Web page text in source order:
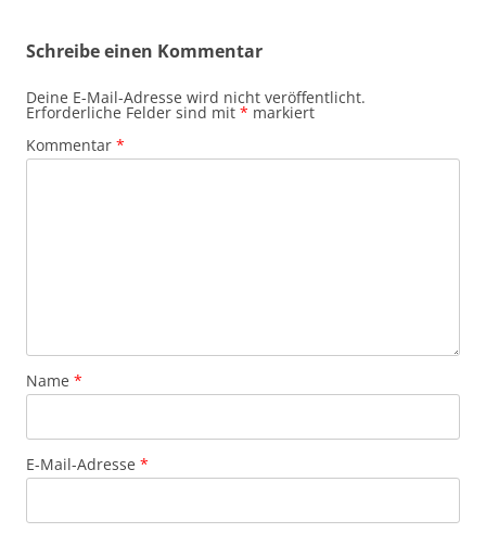
Schreibe einen Kommentar
Deine E-Mail-Adresse wird nicht veröffentlicht.
Erforderliche Felder sind mit * markiert
Kommentar *
Name *
E-Mail-Adresse *